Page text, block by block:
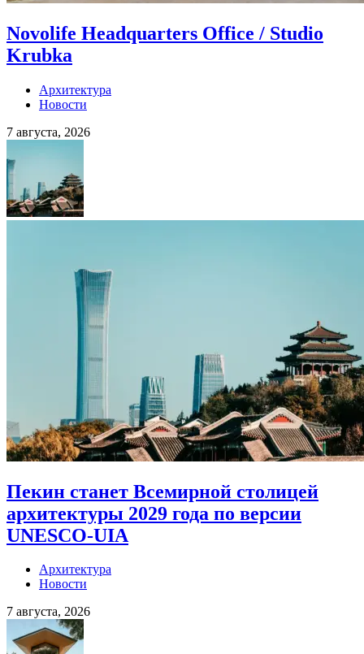
Novolife Headquarters Office / Studio
Krubka
Архитектура
Новости
7 августа, 2026
Пекин станет Всемирной столицей
архитектуры 2029 года по версии
UNESCO-UIA
Архитектура
Новости
7 августа, 2026